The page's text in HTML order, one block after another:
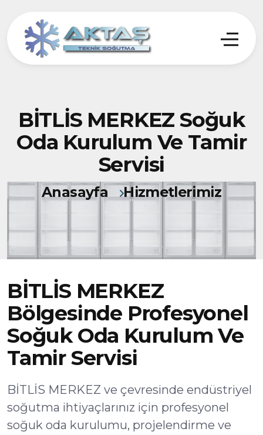
BİTLİS MERKEZ Soğuk
Oda Kurulum Ve Tamir
Servisi
Anasayfa Hizmetlerimiz
BİTLİS MERKEZ
Bölgesinde Profesyonel
Soğuk Oda Kurulum Ve
Tamir Servisi
BİTLİS MERKEZ ve çevresinde endüstriyel
soğutma ihtiyaçlarınız için profesyonel
soğuk oda kurulumu, projelendirme ve